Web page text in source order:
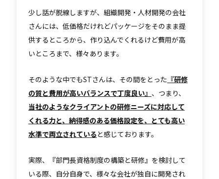
少し話が脱線しますが、組織開発・人材開発の会社
さんには、低価格だけれどパッケージをそのまま提
供するところから、作り込んでくれるけど費用が高
いところまで、様々あります。
そのような中でもSTさんは、その間をとった 『研修
の質と費用が高いバランスで丁度良い』 、つまり、
当社のようなクライアントの研修ニーズに対応して
くれる力と、納得感のある価格設定を、とても高い
水準で両立されていると感じております。
実際、『部門長資格制度の構築と研修』を検討して
いる際、自分自身で、様々な会社が独自に開発され